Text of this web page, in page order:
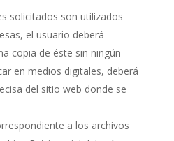
solicitados son utilizados
el usuario deberá
copia de éste sin ningún
en medios digitales, deberá
del sitio web donde se
a los archivos